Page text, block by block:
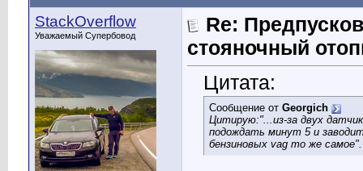
StackOverflow
Уважаемый Супербовод
Re:
стояночный
Цитата:
Сообщение от Georgich
Цитирую:"...из-за двух
подождать минут 5 и
бензиновых vag то же самое".